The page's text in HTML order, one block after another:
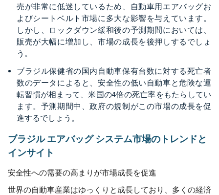
売が非常に低迷しているため、自動車用エアバッグお
よびシートベルト市場に多大な影響を与えています。
しかし、ロックダウン緩和後の予測期間においては、
販売が大幅に増加し、市場の成長を後押しするでしょ
う。
ブラジル保健省の国内自動車保有台数に対する死亡者
数のデータによると、安全性の低い自動車と危険な運
転習慣が相まって、米国の4倍の死亡率をもたらしてい
ます。予測期間中、政府の規制がこの市場の成長を促
進するでしょう。
ブラジル エアバッグ システム市場のトレンドと
インサイト
安全性への需要の高まりが市場成長を促進
世界の自動車産業はゆっくりと成長しており、多くの経済